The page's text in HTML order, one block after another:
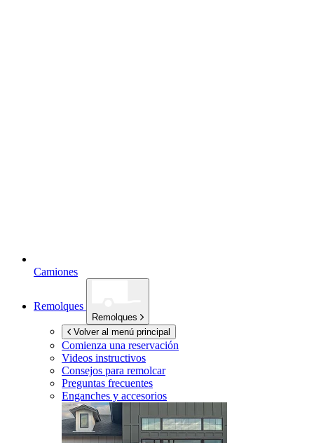
Camiones
Remolques
Remolques
Volver al menú principal
Comienza una reservación
Videos instructivos
Consejos para remolcar
Preguntas frecuentes
Enganches y accesorios